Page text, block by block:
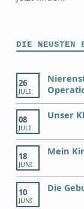
DIE NEUSTEN
26
JULI
08
JULI
Unser
18
JUNI
Mein
10
JUNI
Die